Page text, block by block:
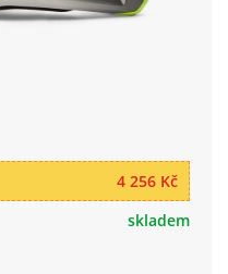
4 256 Kč
skladem